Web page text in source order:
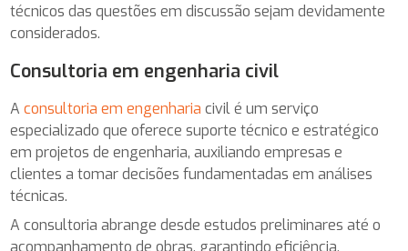
técnicos das questões em discussão sejam devidamente
considerados.
Consultoria em engenharia civil
Aconsultoria em engenharia civil é um serviço
especializado que oferece suporte técnico e estratégico
em projetos de engenharia, auxiliando empresas e
clientes a tomar decisões fundamentadas em análises
técnicas.
A consultoria abrange desde estudos preliminares até o
acompanhamento de obras, garantindo eficiência,